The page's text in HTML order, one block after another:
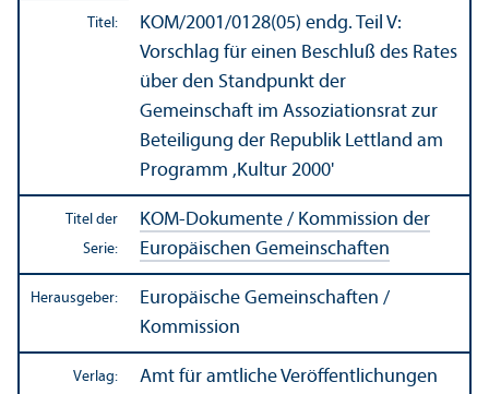
Titel: KOM/2001/0128(05) endg. Teil V:
Vorschlag für einen Beschluß des Rates
über den Standpunkt der
Gemeinschaft im Assoziations­rat zur
Beteiligung der Republik Lettland am
Programm ,Kultur 2000'
Titel der
Serie:
KOM-Dokumente / Kommission der
Europäischen Gemeinschaften
Herausgeber:
Europäische Gemeinschaften /
Kommission
Verlag:
Amt für amtliche Veröffentlichungen